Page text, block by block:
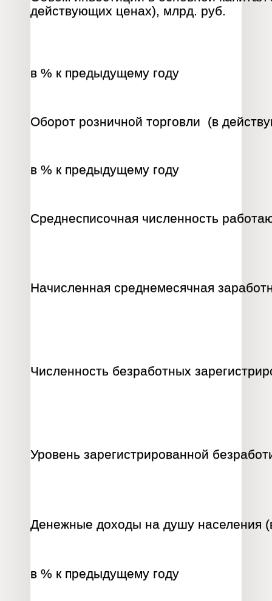
действующих ценах), млрд. руб.
в % к предыдущему году
Оборот розничной торговли (в
в % к предыдущему году
Среднесписочная численность
Начисленная среднемесячная
Численность безработных
Уровень зарегистрированной
Денежные доходы на душу населения
в % к предыдущему году